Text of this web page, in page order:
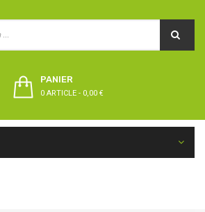
PANIER
0 ARTICLE - 0,00 €